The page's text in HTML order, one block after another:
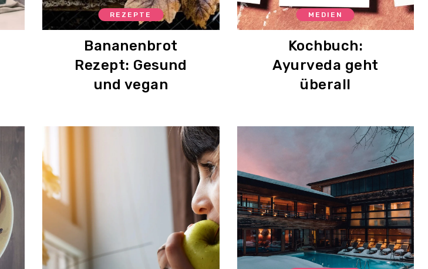
REZEPTE
Bananenbrot
Rezept: Gesund
und vegan
MEDIEN
Kochbuch:
Ayurveda geht
überall